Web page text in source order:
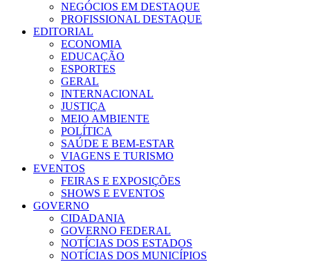
NEGÓCIOS EM DESTAQUE
PROFISSIONAL DESTAQUE
EDITORIAL
ECONOMIA
EDUCAÇÃO
ESPORTES
GERAL
INTERNACIONAL
JUSTIÇA
MEIO AMBIENTE
POLÍTICA
SAÚDE E BEM-ESTAR
VIAGENS E TURISMO
EVENTOS
FEIRAS E EXPOSIÇÕES
SHOWS E EVENTOS
GOVERNO
CIDADANIA
GOVERNO FEDERAL
NOTÍCIAS DOS ESTADOS
NOTÍCIAS DOS MUNICÍPIOS